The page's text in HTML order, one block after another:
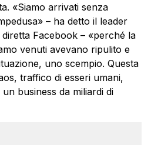
«Siamo arrivati senza
– ha detto il leader
Facebook – «perché la
venuti avevano ripulito e
uno scempio. Questa
traffico di esseri umani,
business da miliardi di